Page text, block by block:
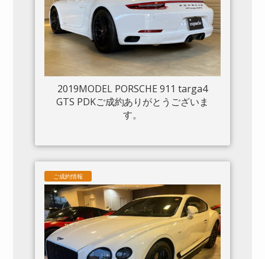
2019MODEL PORSCHE 911 targa4
GTS PDKご成約ありがとうございま
す。
ご成約情報